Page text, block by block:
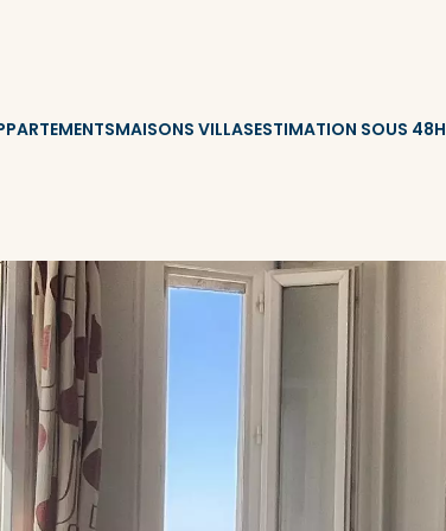
MAISONS VILLASESTIMATION SOUS 48H